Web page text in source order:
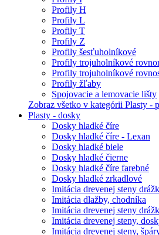
Profily H
Profily L
Profily T
Profily Z
Profily šesťuholníkové
Profily trojuholníkové
Profily trojuholníkové
Profily žľaby
Spojovacie a lemovacie lišty
Zobraz všetko v kategórii Plasty -
Plasty - dosky
Dosky hladké číre
Dosky hladké číre - Lexan
Dosky hladké biele
Dosky hladké čierne
Dosky hladké číre farebné
Dosky hladké zrkadlové
Imitácia drevenej steny
Imitácia dlažby, chodníka
Imitácia drevenej steny
Imitácia drevenej steny,
Imitácia drevenej steny,